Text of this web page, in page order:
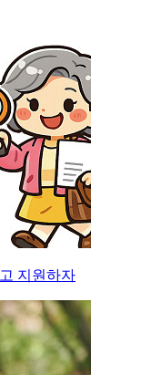
지원하자